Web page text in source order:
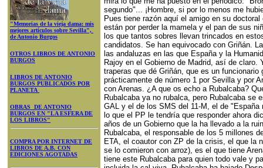
"Memorias de la vieja dama: mis
mejores artículos sobre Sevilla",
de Antonio Burgos
OTROS LIBROS DE ANTONIO
BURGOS
LIBROS DE ANTONIO
BURGOS PUBLICADOS POR
PLANETA
OBRAS DE ANTONIO
BURGOS EN "LA ESFERA DE
LOS LIBROS"
COMPRA POR INTERNET DE
LIBROS DE A.B. CON
EDICIONES AGOTADAS
segundo"... ¡Hombre, si por lo menos me
Pues tiene razón aquí el amigo en su
están por perder la mamela y el pan de sus
los que tantos sobres llevan trincados en
candidatos. Se han equivocado con Griñán.
las andaluzas en las que España y la
Rajoy en el Gobierno de Madrid, así de
traperas que dé Griñán, que es un
prácticamente de número 1 por Sevilla y por
con Arenas. ¿A que os echo a Rubalcaba?
Rubalcaba ya no rubalca, pero Rubalcaba se
GAL y el de los SMS del 11-M, el de
lo que el PP le tendría que responder ahora
años de un Gobierno que la ha llevado a la
Rubalcaba, el responsable de los 5 millones
ETA, el coautor con ZP de la crisis, el que la
se lo comieron con arroz), es el que tiene
tiene este Rubalcaba para quien todo vale y